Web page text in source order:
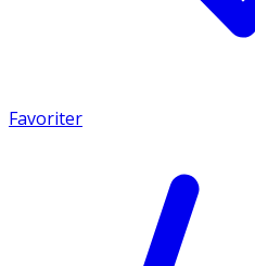
Favoriter